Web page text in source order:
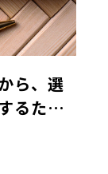
ら、選
るため